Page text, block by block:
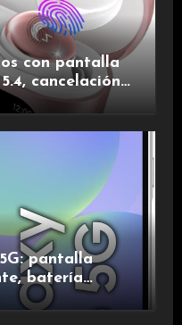
con pantalla
cancelación
y de larga
pantalla
batería
para una